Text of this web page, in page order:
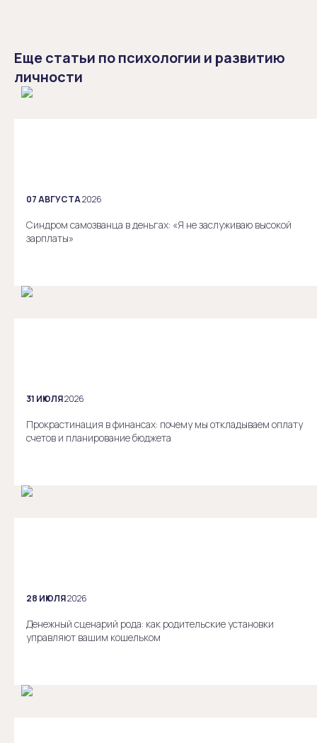
Еще статьи по психологии и развитию
личности
07 АВГУСТА2026
Синдром самозванца в деньгах: «Я не заслуживаю высокой
зарплаты»
31 ИЮЛЯ2026
Прокрастинация в финансах: почему мы откладываем оплату
счетов и планирование бюджета
28 ИЮЛЯ2026
Денежный сценарий рода: как родительские установки
управляют вашим кошельком